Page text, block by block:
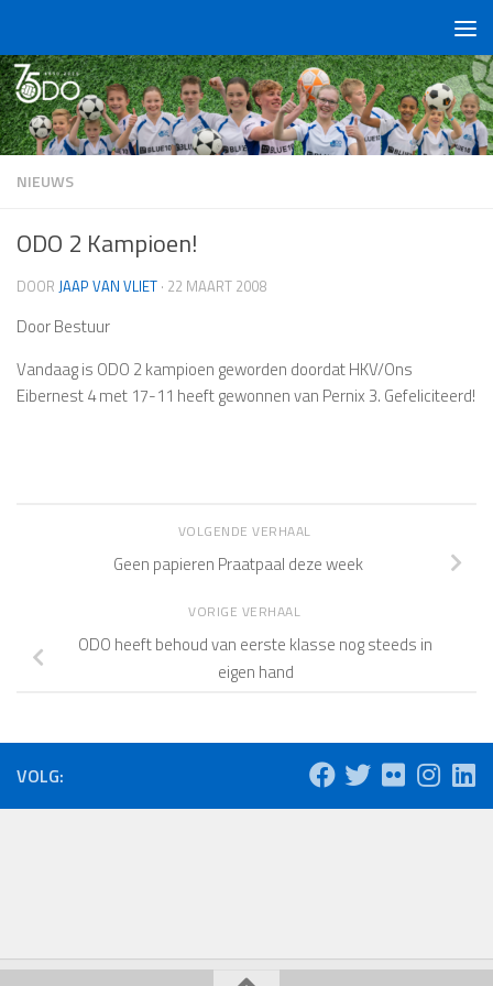
NIEUWS
ODO 2 Kampioen!
DOOR JAAP VAN VLIET · 22 MAART 2008
Door Bestuur
Vandaag is ODO 2kampioen geworden doordat HKV/Ons
Eibernest 4 met 17-11 heeft gewonnen van Pernix 3. Gefeliciteerd!
VOLGENDE VERHAAL
Geen papieren Praatpaal deze week
VORIGE VERHAAL
ODO heeft behoud van eerste klasse nog steeds in
eigen hand
VOLG: